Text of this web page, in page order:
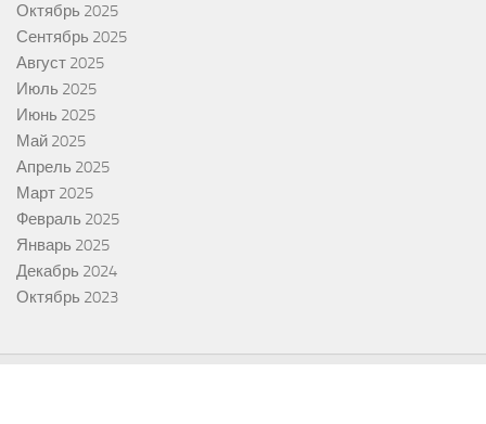
Октябрь 2025
Сентябрь 2025
Август 2025
Июль 2025
Июнь 2025
Май 2025
Апрель 2025
Март 2025
Февраль 2025
Январь 2025
Декабрь 2024
Октябрь 2023